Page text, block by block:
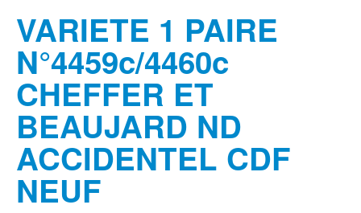
VARIETE 1 PAIRE
N°4459c/4460c
CHEFFER ET
BEAUJARD ND
ACCIDENTEL CDF
NEUF